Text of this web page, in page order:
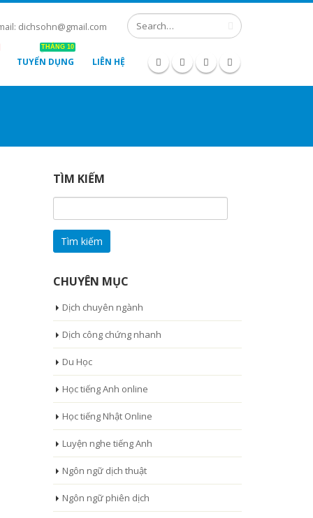
dichsohn@gmail.com
TUYỂN DỤNG
THÁNG 10
LIÊN HỆ
TÌM KIẾM
kiếm
cho:
CHUYÊN MỤC
Dịch chuyên ngành
Dịch công chứng nhanh
Du Học
Học tiếng Anh online
Học tiếng Nhật Online
Luyện nghe tiếng Anh
Ngôn ngữ dịch thuật
Ngôn ngữ phiên dịch